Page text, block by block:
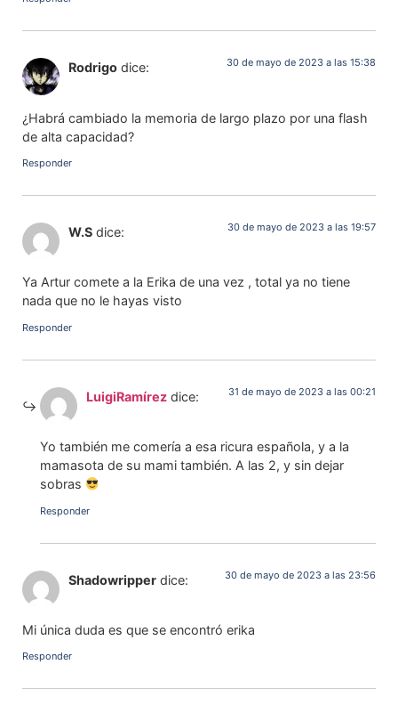
Rodrigo dice: 30 de mayo de 2023 a las 15:38
¿Habrá cambiado la memoria de largo plazo por una flash
de alta capacidad?
Responder
W.S dice: 30 de mayo de 2023 a las 19:57
Ya Artur comete a la Erika de una vez , total ya no tiene
nada que no le hayas visto
Responder
LuigiRamírez dice: 31 de mayo de 2023 a las 00:21
Yo también me comería a esa ricura española, y a la
mamasota de su mami también. A las 2, y sin dejar
sobras
Responder
Shadowripper dice: 30 de mayo de 2023 a las 23:56
Mi única duda es que se encontró erika
Responder